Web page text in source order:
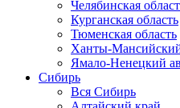
Челябинская
Курганская область
Тюменская область
Ханты-
Ямало-Ненецкий
Сибирь
Вся Сибирь